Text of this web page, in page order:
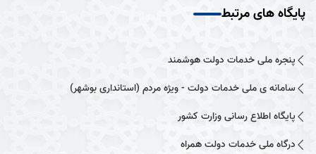
پایگاه های مرتبط
پنجره ملی خدمات دولت هوشمند
سامانه ی ملی خدمات دولت - ویژه مردم (استانداری بوشهر)
پایگاه اطلاع رسانی وزارت کشور
درگاه ملی خدمات دولت همراه